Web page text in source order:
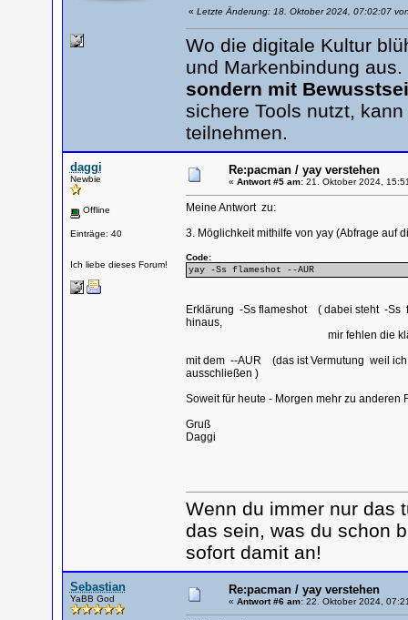
« Letzte Änderung: 18. Oktober 2024, 07:02:07
Wo die digitale Kultur
und Markenbindung aus.
sondern mit
sichere Tools nutzt,
teilnehmen.
daggi
Newbie
Offline
Einträge: 40
Ich liebe dieses Forum!
Re:pacman / yay verstehen
« Antwort #5 am:21. Oktober 2024,
Meine Antwort zu:
3. Möglichkeit mithilfe von yay (Abfrage auf
Code:
yay -Ss flameshot --AUR
Erklärung -Ss flameshot ( dabei steht -Ss
hinaus,
mir fehlen die
mit dem --AUR (das ist Vermutung weil ich
ausschließen )
Soweit für heute - Morgen mehr zu anderen
Gruß
Daggi
Wenn du immer nur das
das sein, was du schon
sofort damit an!
Sebastian
YaBB God
Re:pacman / yay verstehen
« Antwort #6 am:22. Oktober 2024,